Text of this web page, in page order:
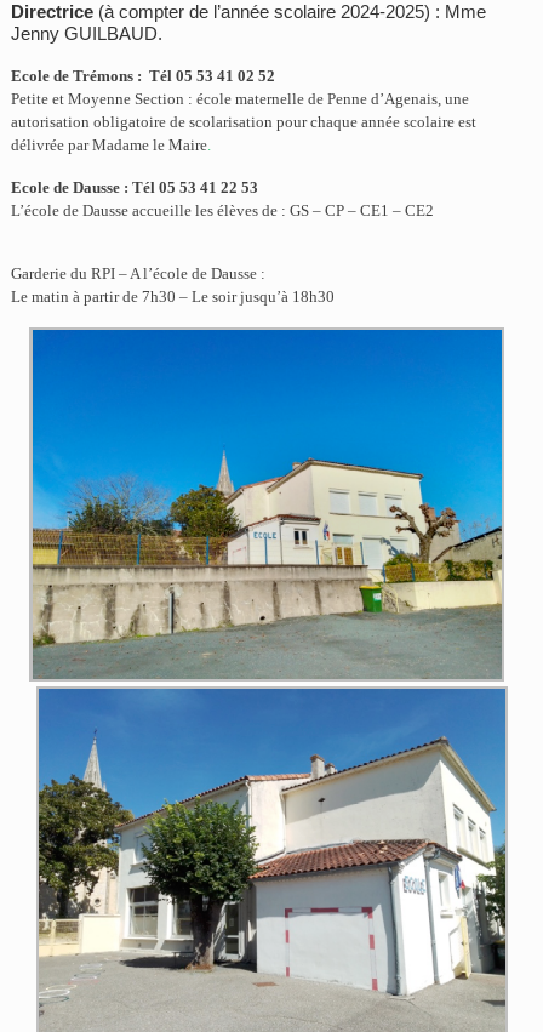
Directrice (à compter de l’année scolaire 2024-2025) : Mme
Jenny GUILBAUD.
Ecole de Trémons : Tél 05 53 41 02 52
Petite et Moyenne Section : école maternelle de Penne d’Agenais, une
autorisation obligatoire de scolarisation pour chaque année scolaire est
délivrée par Madame le Maire
Ecole de Dausse : Tél 05 53 41 22 53
L’école de Dausse accueille les élèves de : GS – CP – CE1 – CE2
Garderie du RPI – A l’école de Dausse :
Le matin à partir de 7h30 – Le soir jusqu’à 18h30